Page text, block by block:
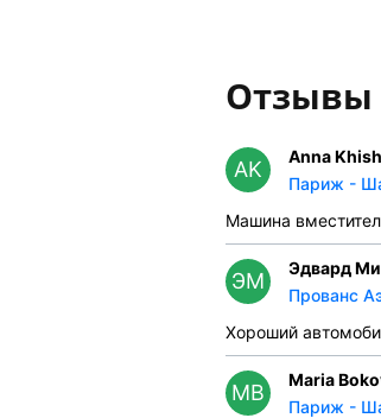
Отзывы
AK
Anna
Париж -
Машина
ЭМ
Эдвард
Прованс
Хороший
MB
Maria
Париж -